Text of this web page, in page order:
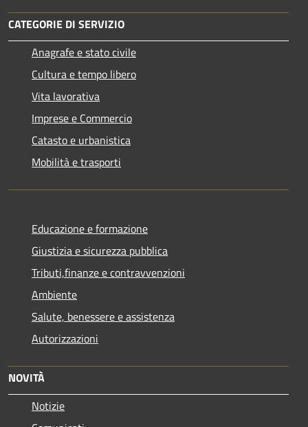
CATEGORIE DI SERVIZIO
Anagrafe e stato civile
Cultura e tempo libero
Vita lavorativa
Imprese e Commercio
Catasto e urbanistica
Mobilità e trasporti
Educazione e formazione
Giustizia e sicurezza pubblica
Tributi,finanze e contravvenzioni
Ambiente
Salute, benessere e assistenza
Autorizzazioni
NOVITÀ
Notizie